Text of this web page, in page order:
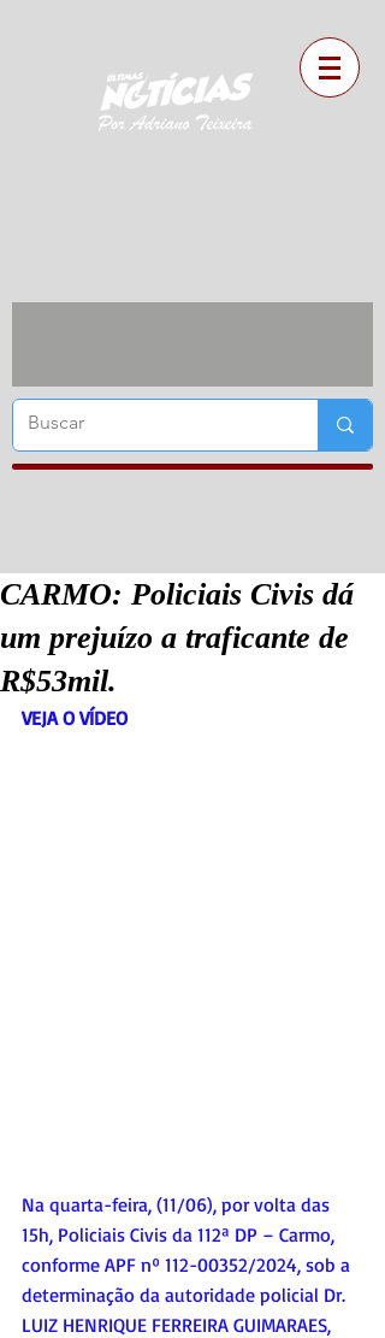
CARMO: Policiais Civis dá
um prejuízo a traficante de
R$53mil.
VEJA O VÍDEO
Na quarta-feira, (11/06), por volta das
15h, Policiais Civis da 112ª DP – Carmo,
conforme APF nº 112-00352/2024, sob a
determinação da autoridade policial Dr.
LUIZ HENRIQUE FERREIRA GUIMARAES,